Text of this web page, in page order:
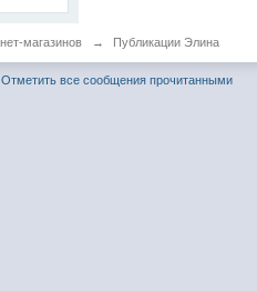
магазинов → Публикации Элина
Отметить все сообщения прочитанными